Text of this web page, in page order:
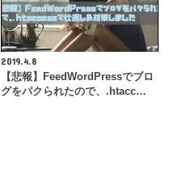
2019.4.8
【悲報】FeedWordPressでブロ
グをパクられたので、.htacc…